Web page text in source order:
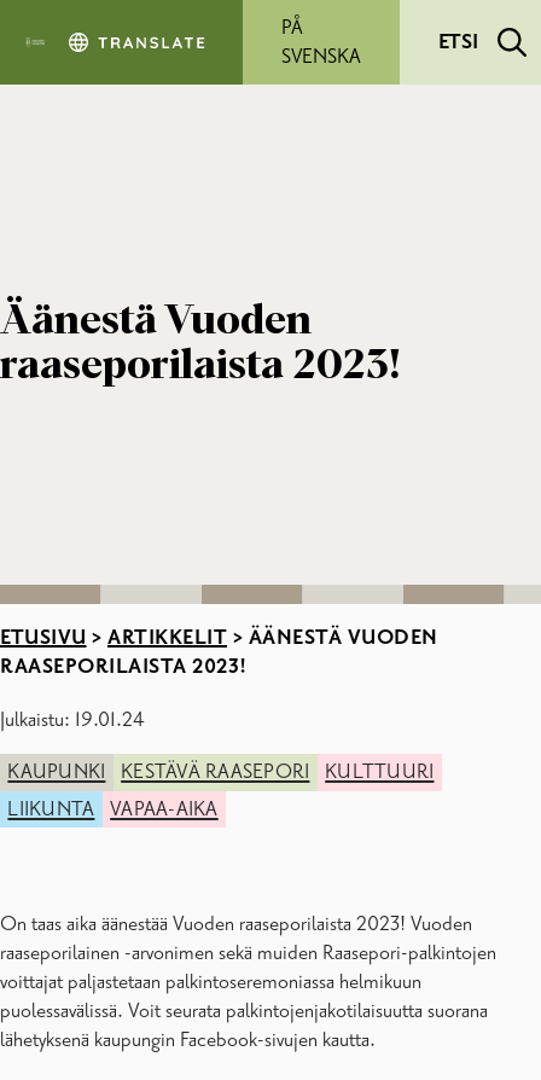
PÅ
SVENSKA
ETSI
Äänestä Vuoden
raaseporilaista 2023!
ETUSIVU > ARTIKKELIT > ÄÄNESTÄ VUODEN
RAASEPORILAISTA 2023!
Julkaistu: 19.01.24
KAUPUNKI KESTÄVÄ RAASEPORI
KULTTUURI
LIIKUNTA
VAPAA-AIKA
On taas aika äänestää Vuoden raaseporilaista 2023! Vuoden
raaseporilainen -arvonimen sekä muiden Raasepori-palkintojen
voittajat paljastetaan palkintoseremoniassa helmikuun
puolessavälissä. Voit seurata palkintojenjakotilaisuutta suorana
lähetyksenä kaupungin Facebook-sivujen kautta.